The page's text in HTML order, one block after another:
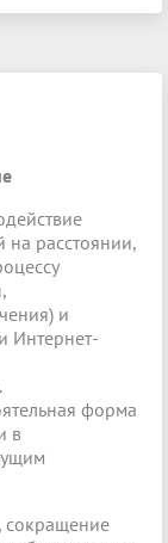
на расстоянии,
и
Интернет-
форма
в
сокращение